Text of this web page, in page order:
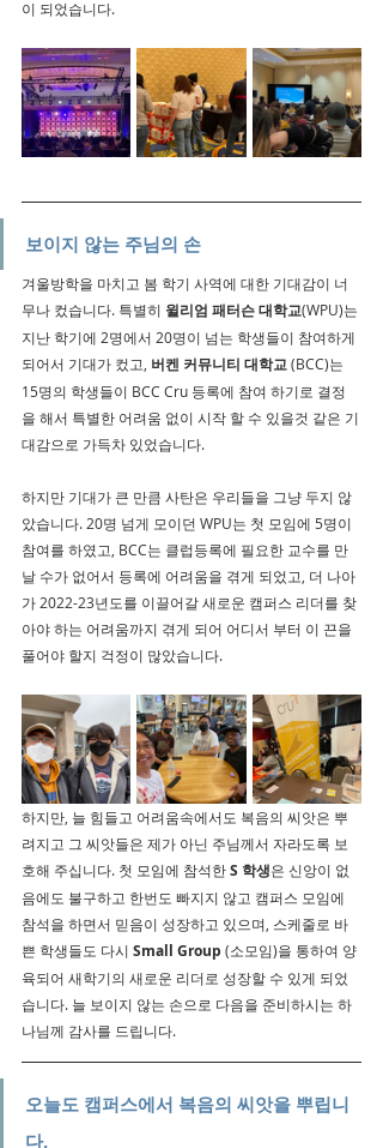
이 되었습니다.
보이지 않는 주님의 손
겨울방학을 마치고 봄 학기 사역에 대한 기대감이 너
무나 컸습니다. 특별히 윌리엄 패터슨 대학교(WPU)는
지난 학기에 2명에서 20명이 넘는 학생들이 참여하게
되어서 기대가 컸고, 버켄 커뮤니티 대학교 (BCC)는
15명의 학생들이 BCC Cru 등록에 참여 하기로 결정
을 해서 특별한 어려움 없이 시작 할 수 있을것 같은 기
대감으로 가득차 있었습니다.
하지만 기대가 큰 만큼 사탄은 우리들을 그냥 두지 않
았습니다. 20명 넘게 모이던 WPU는 첫 모임에 5명이
참여를 하였고, BCC는 클럽등록에 필요한 교수를 만
날 수가 없어서 등록에 어려움을 겪게 되었고, 더 나아
가 2022-23년도를 이끌어갈 새로운 캠퍼스 리더를 찾
아야 하는 어려움까지 겪게 되어 어디서 부터 이 끈을
풀어야 할지 걱정이 많았습니다.
하지만, 늘 힘들고 어려움속에서도 복음의 씨앗은 뿌
려지고 그 씨앗들은 제가 아닌 주님께서 자라도록 보
호해 주십니다. 첫 모임에 참석한 S 학생은 신앙이 없
음에도 불구하고 한번도 빠지지 않고 캠퍼스 모임에
참석을 하면서 믿음이 성장하고 있으며, 스케줄로 바
쁜 학생들도 다시 Small Group (소모임)을 통하여 양
육되어 새학기의 새로운 리더로 성장할 수 있게 되었
습니다. 늘 보이지 않는 손으로 다음을 준비하시는 하
나님께 감사를 드립니다.
오늘도 캠퍼스에서 복음의 씨앗을 뿌립니
다.